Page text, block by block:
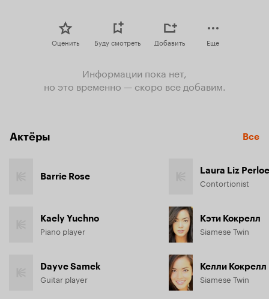
Оценить Буду смотреть Добавить Еще
Информации пока нет,
но это временно — скоро все добавим.
Актёры Все
Barrie Rose
Kaely Yuchno
Piano player
Dayve Samek
Guitar player
Laura Liz Perloe
Contortionist
Кэти Кокрелл
Siamese Twin
Келли Кокрелл
Siamese Twin